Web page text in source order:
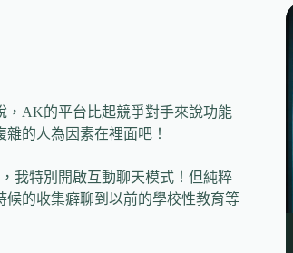
AK的平台比起競爭對手來說功能
的人為因素在裡面吧！
我特別開啟互動聊天模式！但純粹
的收集癖聊到以前的學校性教育等